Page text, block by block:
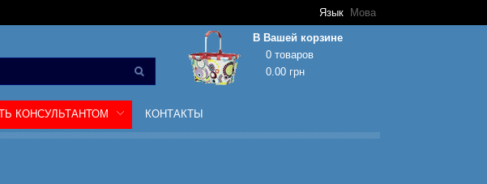
Язык Мова
В Вашей корзине
0 товаров
0.00 грн
Корзина покупок пуста!
КОНСУЛЬТАНТОМ КОНТАКТЫ